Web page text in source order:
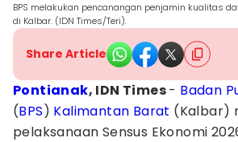
BPS melakukan pencanangan penjamin kualitas
di Kalbar. (IDN Times/Teri).
Share Article
Pontianak, IDN Times- Badan
(BPS) Kalimantan Barat (Kalbar)
pelaksanaan Sensus Ekonomi